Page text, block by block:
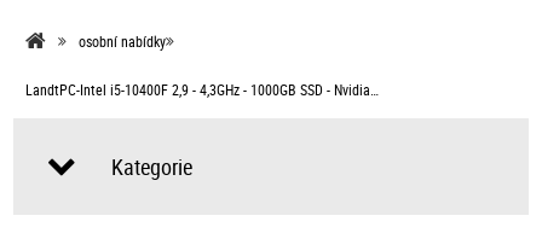
osobní nabídky
LandtPC-Intel i5-10400F 2,9 - 4,3GHz - 1000GB SSD - Nvidia…
Kategorie